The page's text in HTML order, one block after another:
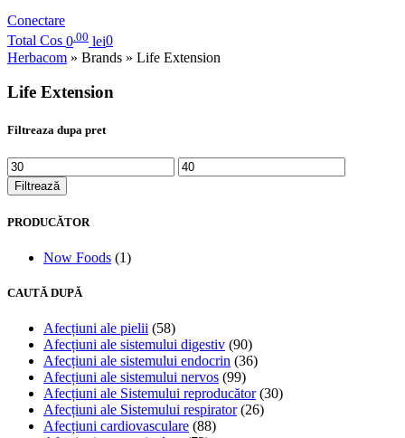
Conectare
Total Cos 0 .00 lei0
Herbacom » Brands » Life Extension
Life Extension
Filtreaza dupa pret
Filtrează
PRODUCĂTOR
Now Foods (1)
CAUTĂ DUPĂ
Afecțiuni ale pielii (58)
Afecțiuni ale sistemului digestiv (90)
Afecțiuni ale sistemului endocrin (36)
Afecțiuni ale sistemului nervos (99)
Afecțiuni ale Sistemului reproducător (30)
Afecțiuni ale Sistemului respirator (26)
Afecțiuni cardiovasculare (88)